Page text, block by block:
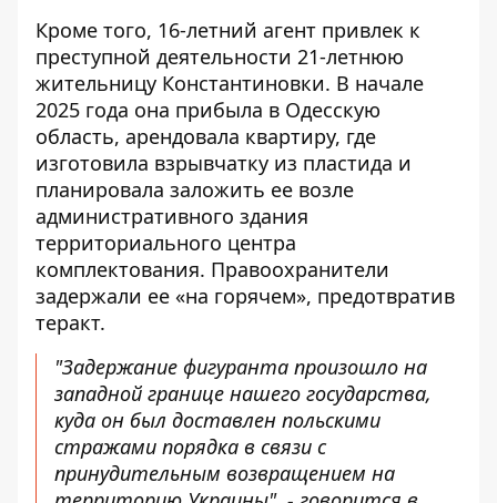
Кроме того, 16-летний агент привлек к
преступной деятельности 21-летнюю
жительницу Константиновки. В начале
2025 года она прибыла в Одесскую
область, арендовала квартиру, где
изготовила взрывчатку из пластида и
планировала заложить ее возле
административного здания
территориального центра
комплектования. Правоохранители
задержали ее «на горячем», предотвратив
теракт.
"Задержание фигуранта произошло на
западной границе нашего государства,
куда он был доставлен польскими
стражами порядка в связи с
принудительным возвращением на